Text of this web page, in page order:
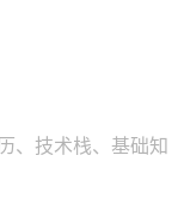
、技术栈、基础知